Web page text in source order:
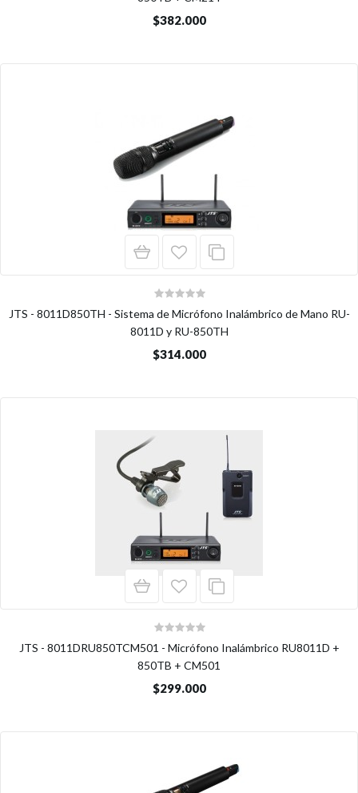
$382.000
JTS - 8011D850TH - Sistema de Micrófono Inalámbrico de Mano RU-
8011D y RU-850TH
$314.000
JTS - 8011DRU850TCM501 - Micrófono Inalámbrico RU8011D +
850TB + CM501
$299.000